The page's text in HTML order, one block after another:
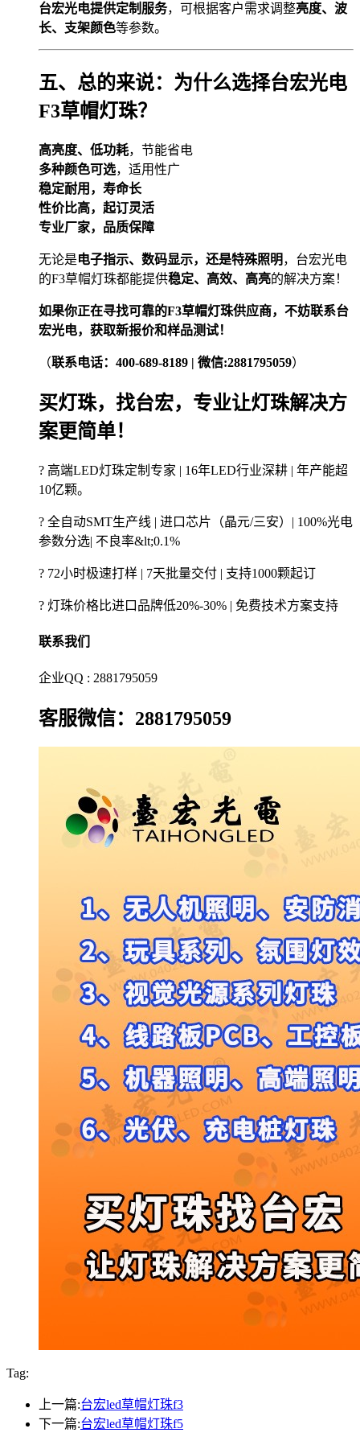
台宏光电提供定制服务，可根据客户需求调整亮度、波
长、支架颜色等参数。
五、总的来说：为什么选择台宏光电
F3草帽灯珠？
高亮度、低功耗，节能省电
多种颜色可选，适用性广
稳定耐用，寿命长
性价比高，起订灵活
专业厂家，品质保障
无论是电子指示、数码显示，还是特殊照明 ，台宏光电
的F3草帽灯珠都能提供稳定、高效、高亮的解决方案！
如果你正在寻找可靠的F3草帽灯珠供应商，不妨联系台
宏光电，获取新报价和样品测试！
（联系电话：400-689-8189 | 微信:2881795059）
买灯珠，找台宏，专业让灯珠解决方
案更简单！
? 高端LED灯珠定制专家 | 16年LED行业深耕 | 年产能超
10亿颗。
? 全自动SMT生产线 | 进口芯片（晶元/三安）| 100%光电
参数分选| 不良率&lt;0.1%
? 72小时极速打样 | 7天批量交付 | 支持1000颗起订
? 灯珠价格比进口品牌低20%-30% | 免费技术方案支持
联系我们
企业QQ : 2881795059
客服微信：2881795059
Tag:
上一篇:台宏led草帽灯珠f3
下一篇:台宏led草帽灯珠f5